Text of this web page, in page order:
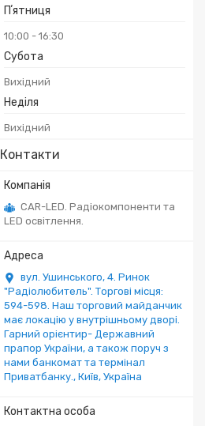
Пʼятниця
10:00 16:30
Субота
Вихідний
Неділя
Вихідний
Контакти
CAR-LED. Радіокомпоненти та
LED освітлення.
вул. Ушинського, 4. Ринок
"Радіолюбитель". Торгові місця:
594-598. Наш торговий майданчик
має локацію у внутрішньому дворі.
Гарний орієнтир- Державний
прапор України, а також поруч з
нами банкомат та термінал
Приватбанку., Київ, Україна